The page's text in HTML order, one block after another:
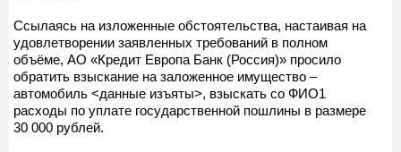
Ссылаясь на изложенные обстоятельства, настаивая на
удовлетворении заявленных требований в полном
объёме, АО «Кредит Европа Банк (Россия)» просило
обратить взыскание на заложенное имущество –
автомобиль <данные изъяты>, взыскать со ФИО1
расходы по уплате государственной пошлины в размере
30 000 рублей.